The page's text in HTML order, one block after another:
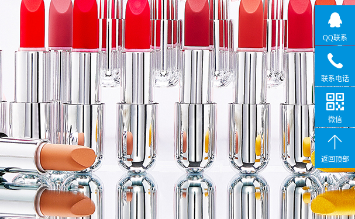
QQ联系
联系电话
微信
返回顶部